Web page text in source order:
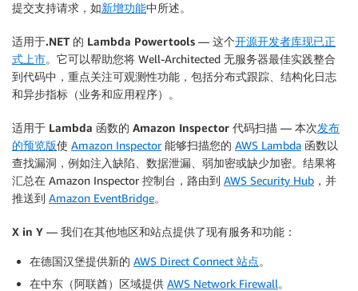
提交支持请求，如新增功能中所述。
适用于.NET 的 Lambda Powertools — 这个开源开发者库现已正
式上市。它可以帮助您将 Well-Architected 无服务器最佳实践整合
到代码中，重点关注可观测性功能，包括分布式跟踪、结构化日志
和异步指标（业务和应用程序）。
适用于 Lambda 函数的 Amazon Inspector 代码扫描 — 本次发布
的预览版使 Amazon Inspector能够扫描您的 AWS Lambda 函数以
查找漏洞，例如注入缺陷、数据泄漏、弱加密或缺少加密。结果将
汇总在 Amazon Inspector 控制台，路由到 AWS Security Hub ，并
推送到 Amazon EventBridge。
X in Y — 我们在其他地区和站点提供了现有服务和功能：
在德国汉堡提供新的 AWS Direct Connect 站点。
在中东（阿联酋）区域提供 AWS Network Firewall。